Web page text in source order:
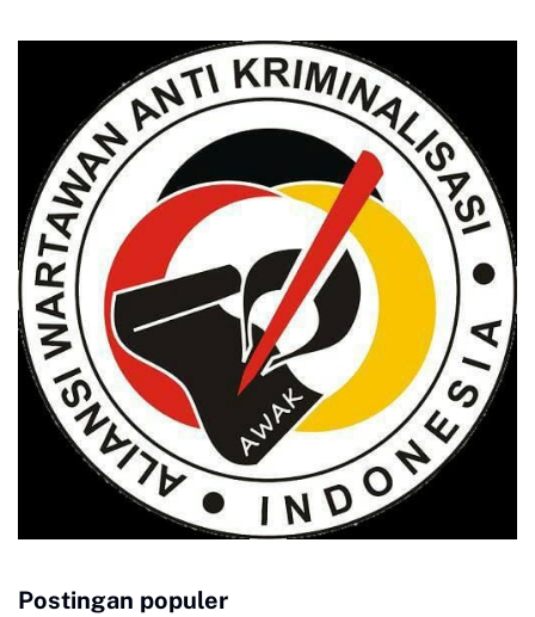
Postingan populer